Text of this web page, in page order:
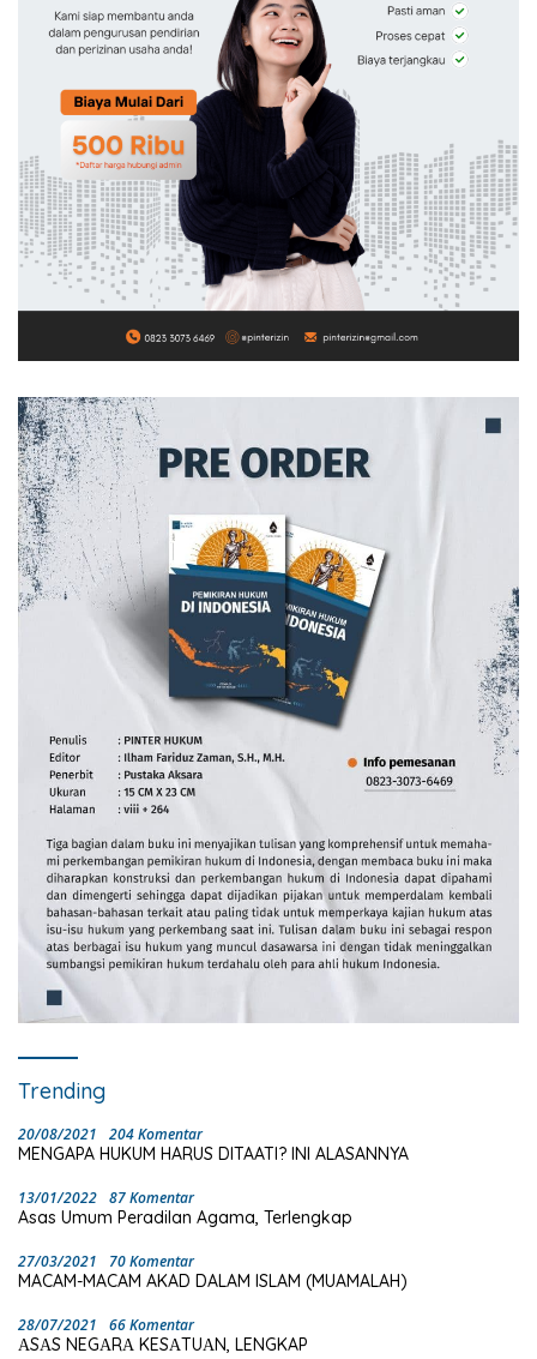
Trending
20/08/2021 204 Komentar
MENGAPA HUKUM HARUS DITAATI? INI ALASANNYA
13/01/2022 87 Komentar
Asas Umum Peradilan Agama, Terlengkap
27/03/2021 70 Komentar
MACAM-MACAM AKAD DALAM ISLAM (MUAMALAH)
28/07/2021 66 Komentar
ΑSΑS NEGΑRΑ KESΑTUΑN, LENGKAP